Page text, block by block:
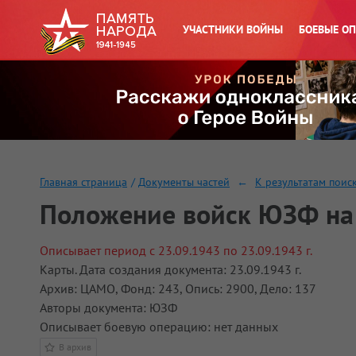
УЧАСТНИКИ ВОЙНЫ БОЕВЫЕ
Главная страница / Документы частей ← К результатам
Положение войск ЮЗФ на
Описывает период с 23.09.1943 по 23.09.1943 г.
Карты. Дата создания документа: 23.09.1943 г.
Архив: ЦАМО, Фонд: 243, Опись: 2900, Дело: 137
Авторы документа: ЮЗФ
Описывает боевую операцию: нет данных
В архив